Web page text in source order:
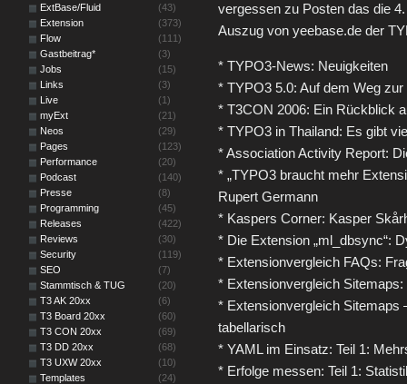
vergessen zu Posten das die
Auszug von yeebase.de der
* TYPO3-News: Neuigkeiten
* TYPO3 5.0: Auf dem Weg zur
* T3CON 2006: Ein Rückblick
* TYPO3 in Thailand: Es gibt
* Association Activity Report:
* „TYPO3 braucht mehr
Rupert Germann
* Kaspers Corner: Kasper
* Die Extension „ml_dbsync“:
* Extensionvergleich FAQs:
* Extensionvergleich
* Extensionvergleich Sitemaps
tabellarisch
* YAML im Einsatz: Teil 1:
* Erfolge messen: Teil 1:
ExtBase/Fluid
(43)
Extension
(373)
Flow
(111)
Gastbeitrag*
(3)
Jobs
(15)
Links
(3)
Live
(1)
myExt
(21)
Neos
(29)
Pages
(123)
Performance
(20)
Podcast
(140)
Presse
(8)
Programming
(45)
Releases
(422)
Reviews
(30)
Security
(119)
SEO
(7)
Stammtisch & TUG
(20)
T3 AK 20xx
(6)
T3 Board 20xx
(60)
T3 CON 20xx
(69)
T3 DD 20xx
(68)
T3 UXW 20xx
(10)
Templates
(24)